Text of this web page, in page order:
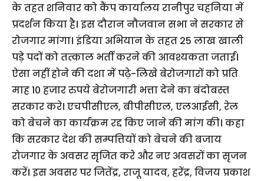
के तहत शनिवार को कैंप कार्यालय रानीपुर चहनिया में
प्रदर्शन किया है। इस दौरान नौजवान सभा ने सरकार से
रोजगार मांगा। इंडिया अभियान के तहत 25 लाख खाली
पड़े पदों को तत्काल भर्ती करने की आवश्यकता जताई।
ऐसा नहीं होने की दशा में पढ़े-लिखे बेरोजगारों को प्रति
माह 10 हजार रुपये बेरोजगारी भत्ता देने का बंदोबस्त
सरकार करे। एचपीसीएल, बीपीसीएल, एलआईसी, रेल
को बेचने का कार्यक्रम रद्द किए जाने की मांग की। कहा
कि सरकार देश की सम्पत्तियों को बेचने की बजाय
रोजगार के अवसर सृजित करे और नए अवसरों का सृजन
करें। इस अवसर पर जितेंद्र, राजू यादव, हरेंद्र, विजय प्रकाश